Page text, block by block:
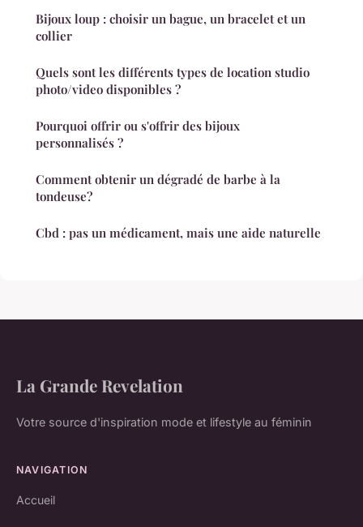
Bijoux loup : choisir un bague, un bracelet et un
collier
Quels sont les différents types de location studio
photo/video disponibles ?
Pourquoi offrir ou s'offrir des bijoux
personnalisés ?
Comment obtenir un dégradé de barbe à la
tondeuse?
Cbd : pas un médicament, mais une aide naturelle
La Grande Revelation
Votre source d'inspiration mode et lifestyle au féminin
NAVIGATION
Accueil